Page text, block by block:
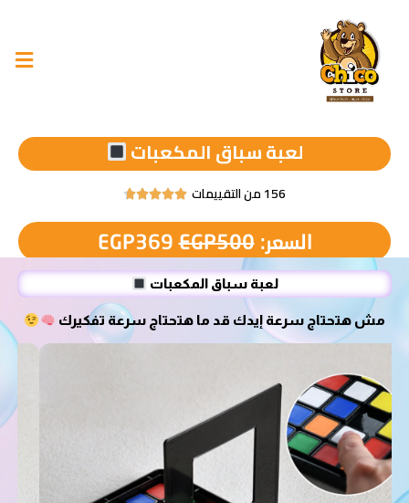
لعبة سباق المكعبات
156 من التقييمات 




السعر: EGP500
EGP369
لعبة سباق المكعبات
مش هتحتاج سرعة إيدك قد ما هتحتاج سرعة تفكيرك